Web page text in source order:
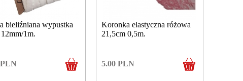
bieliźniana wypustka
12mm/1m.
PLN
Koronka elastyczna różowa
21,5cm 0,5m.
5.00 PLN